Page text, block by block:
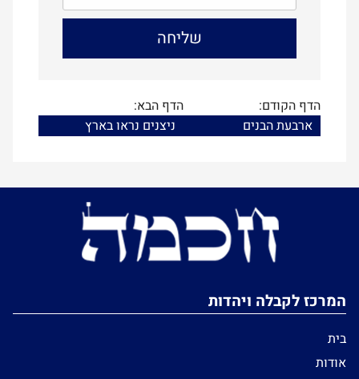
הדף הקודם:
ארבעת הבנים
הדף הבא:
ניצנים נראו בארץ
המרכז לקבלה ויהדות
בית
אודות